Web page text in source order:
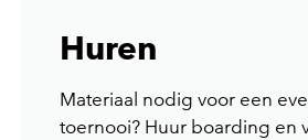
Huren
Materiaal nodig voor een
toernooi? Huur boarding en